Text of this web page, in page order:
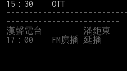
-------------------------
漢聲電台         潘鉅東
17：00    FM廣播 延播